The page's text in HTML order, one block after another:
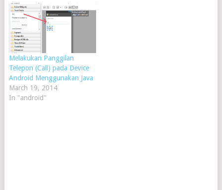
Melakukan Panggilan
Telepon (Call) pada Device
Android Menggunakan Java
March 19, 2014
In "android"